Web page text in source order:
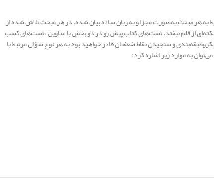
هر مبحث به‌صورت مجزا و به زبان ساده بیان شده. در هر مبحث تلاش شده از
نکته‌ای از قلم نیفتد. تست‌های کتاب پیش رو در دو بخش با عناوین «تست‌های کسب
و سنجیدن نقاط ضعفتان قادر خواهید بود به هر نوع سؤال مرتبط با